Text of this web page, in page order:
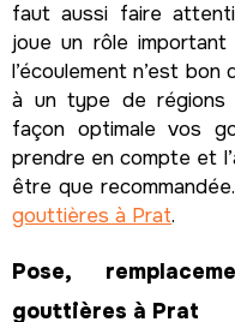
faut aussi faire
joue un rôle important
l’écoulement n’est
à un type de régions
façon optimale vos
prendre en compte et
être que
gouttières à Prat.
Pose,
gouttières à Prat